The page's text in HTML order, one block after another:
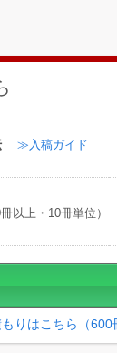
≫入稿ガイド
冊以上・10冊単位）
りはこちら（600